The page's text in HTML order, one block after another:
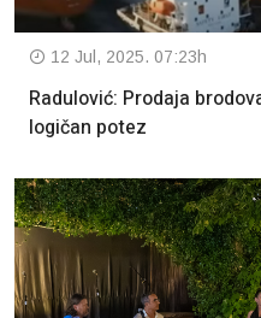
12 Jul, 2025. 07:23h
Radulović: Prodaja
logičan potez